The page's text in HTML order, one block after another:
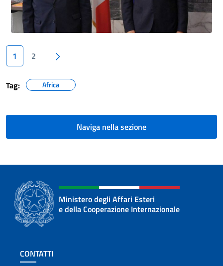
1 2
Tag: Africa
Naviga nella sezione
Ministero degli Affari Esteri
e della Cooperazione Internazionale
Sezione footer
CONTATTI